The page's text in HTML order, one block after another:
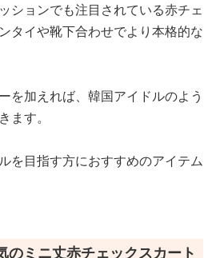
ションでも注目されている赤チェ
タイや靴下合わせでより本格的な
を加えれば、韓国アイドルのよう
ます。
を目指す方におすすめのアイテム
のミニ丈赤チェックスカート